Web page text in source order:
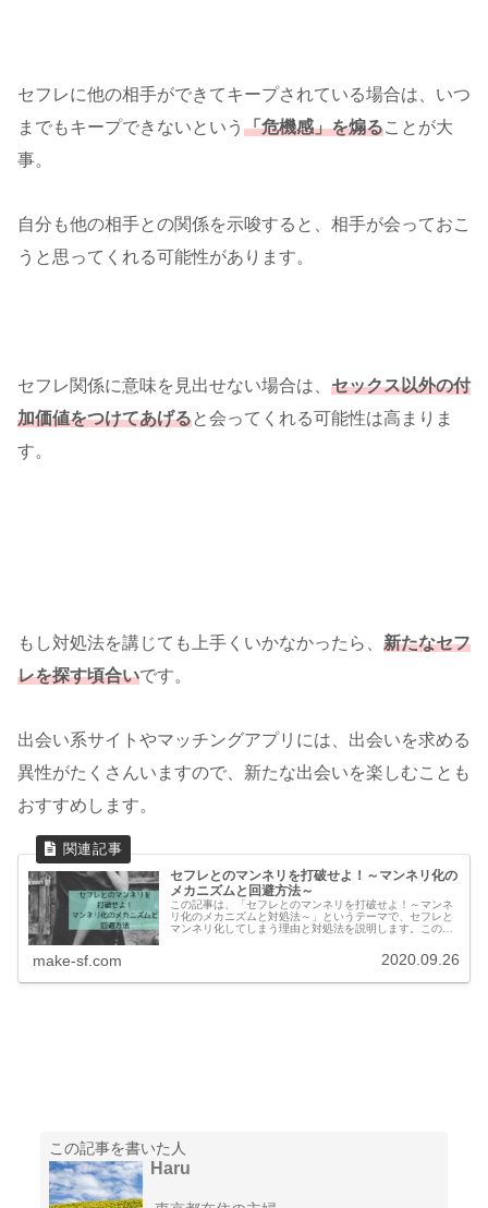
セフレに他の相手ができてキープされている場合は、いつ
までもキープできないという 「危機感」を煽ることが大
事。
自分も他の相手との関係を示唆すると、相手が会っておこ
うと思ってくれる可能性があります。
セフレ関係に意味を見出せない場合は、 セックス以外の付
加価値をつけてあげると会ってくれる可能性は高まりま
す。
もし対処法を講じても上手くいかなかったら、 新たなセフ
レを探す頃合いです。
出会い系サイトやマッチングアプリには、出会いを求める
異性がたくさんいますので、新たな出会いを楽しむことも
おすすめします。
セフレとのマンネリを打破せよ！～マンネリ化の
メカニズムと回避方法～
この記事は、「セフレとのマンネリを打破せよ！～マンネ
リ化のメカニズムと対処法～」というテーマで、セフレと
マンネリ化してしまう理由と対処法を説明します。この記
make-sf.com 2020.09.26
この記事を書いた人
Haru